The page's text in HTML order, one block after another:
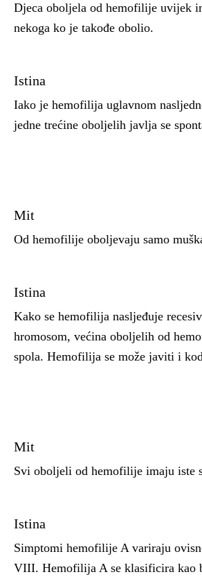
Djeca oboljela od hemofilije uvijek
nekoga ko je takođe obolio.
Istina
Iako je hemofilija uglavnom
jedne trećine oboljelih javlja se
Mit
Od hemofilije oboljevaju samo
Istina
Kako se hemofilija nasljeđuje
hromosom, većina oboljelih od
spola. Hemofilija se može javiti i
Mit
Svi oboljeli od hemofilije imaju iste
Istina
Simptomi hemofilije A variraju
VIII. Hemofilija A se klasificira kao